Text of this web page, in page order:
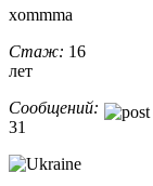
xommma
Стаж: 16
лет
Сообщений:
31